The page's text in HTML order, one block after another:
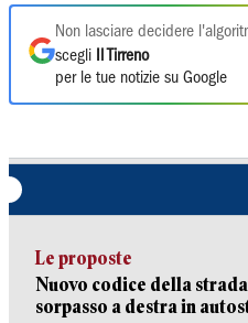
Non lasciare decidere
scegli
Il Tirreno
per le tue notizie su Google
Le proposte
Nuovo codice della
sorpasso a destra in